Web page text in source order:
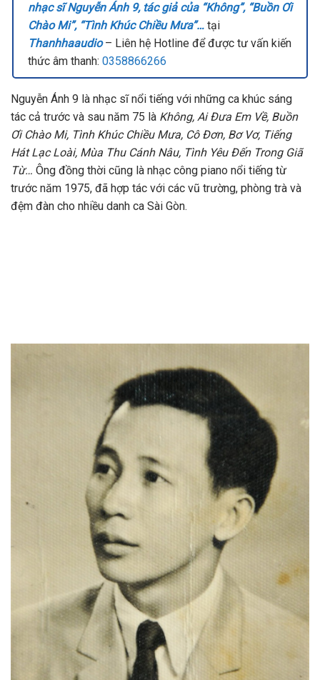
nhạc sĩ Nguyễn Ánh 9, tác giả của “Không”, “Buồn Ơi
Chào Mi”, “Tình Khúc Chiều Mưa”… tại
Thanhhaaudio– Liên hệ Hotline để được tư vấn kiến
thức âm thanh: 0358866266
Nguyễn Ánh 9 là nhạc sĩ nổi tiếng với những ca khúc sáng
tác cả trước và sau năm 75 là Không, Ai Đưa Em Về, Buồn
Ơi Chào Mi, Tình Khúc Chiều Mưa, Cô Đơn, Bơ Vơ, Tiếng
Hát Lạc Loài, Mùa Thu Cánh Nâu, Tình Yêu Đến Trong Giã
Từ… Ông đồng thời cũng là nhạc công piano nổi tiếng từ
trước năm 1975, đã hợp tác với các vũ trường, phòng trà và
đệm đàn cho nhiều danh ca Sài Gòn.